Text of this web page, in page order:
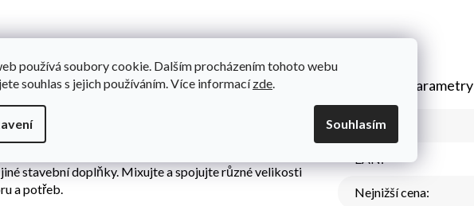
používá soubory cookie. Dalším procházením tohoto webu
souhlas s jejich používáním. Více informacízde.
Souhlasím
poslouží jako prostor pro ukládání kostek a všech vašich
k vytváření obřích LEGO staveb. Vysuňte šuplík a
stavební doplňky. Mixujte a spojujte různé velikosti
a potřeb.
Doplňkové parametry
Kategorie
Nejnižší cena: